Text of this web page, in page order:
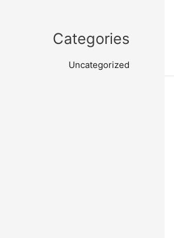
Categories
Uncategorized